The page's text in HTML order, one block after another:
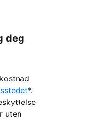
deg
*.
uten